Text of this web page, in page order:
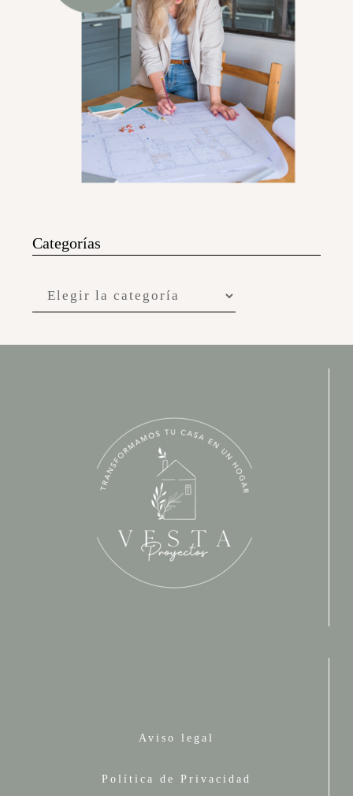
Categorías
Aviso legal
Política de Privacidad